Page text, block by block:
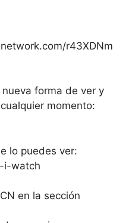
r43XDNm
forma de ver y
momento:
lo puedes ver:
i-watch
en la sección